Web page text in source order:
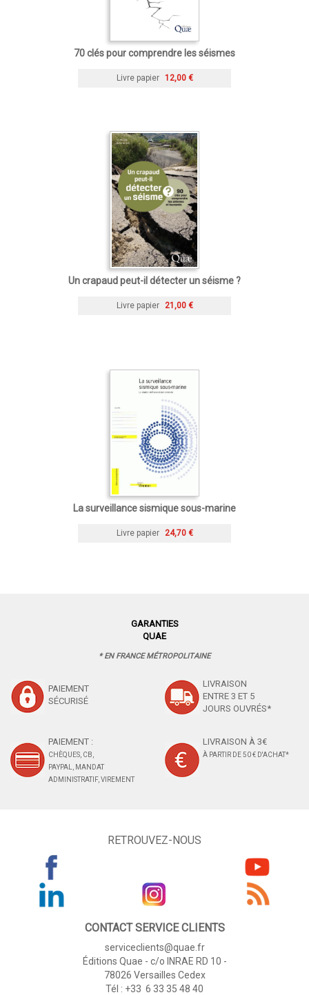
70 clés pour comprendre les séismes
Livre papier 12,00 €
Un crapaud peut-il détecter un séisme ?
Livre papier 21,00 €
La surveillance sismique sous-marine
Livre papier 24,70 €
GARANTIES
QUAE
* EN FRANCE MÉTROPOLITAINE
PAIEMENT
SÉCURISÉ
LIVRAISON
ENTRE 3 ET 5
JOURS OUVRÉS*
PAIEMENT :
CHÈQUES, CB,
PAYPAL, MANDAT
ADMINISTRATIF, VIREMENT
LIVRAISON À 3€
À PARTIR DE 50 € D'ACHAT*
RETROUVEZ-NOUS
CONTACT SERVICE CLIENTS
serviceclients@quae.fr
Éditions Quae - c/o INRAE RD 10 -
78026 Versailles Cedex
Tél : +33 6 33 35 48 40